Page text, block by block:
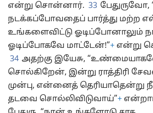
என்று சொன்னார். 33 பேதுருவோ,
நடக்கப்போவதைப் பார்த்து மற்ற
உங்களைவிட்டு ஓடிப்போனாலும்
ஓடிப்போகவே மாட்டேன்!”+ என்று
34 அதற்கு இயேசு,
சொல்கிறேன், இன்று ராத்திரி
முன்பு, என்னைத் தெரியாதென்று நீ
தடவை சொல்லிவிடுவாய்”+